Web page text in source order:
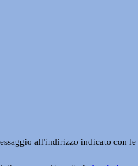
all'indirizzo indicato con le